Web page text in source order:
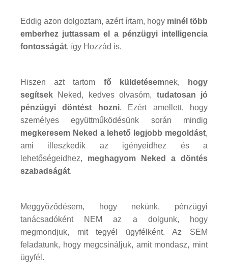
Eddig azon dolgoztam, azért írtam, hogy minél több
emberhez juttassam el a pénzügyi intelligencia
fontosságát, így Hozzád is.
Hiszen azt tartom fő küldetésemnek,
hogy
segítsek Neked, kedves olvasóm, tudatosan jó
pénzügyi döntést hozni. Ezért amellett, hogy
személyes együttműködésünk során mindig
megkeresem Neked a lehető legjobb megoldást,
ami illeszkedik az igényeidhez és a
lehetőségeidhez, meghagyom Neked a döntés
szabadságát.
Meggyőződésem, hogy nekünk, pénzügyi
tanácsadóként NEM az a dolgunk, hogy
megmondjuk, mit tegyél ügyfélként. Az SEM
feladatunk, hogy megcsináljuk, amit mondasz, mint
ügyfél.